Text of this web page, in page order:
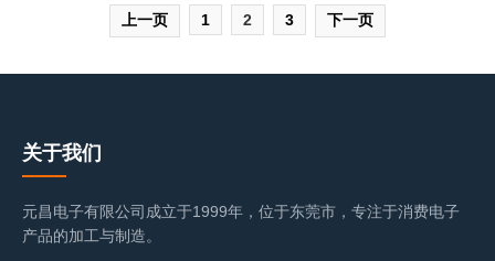
上一页 1 2 3 下一页
关于我们
元昌电子有限公司成立于1999年，位于东莞市，专注于消费电子
产品的加工与制造。